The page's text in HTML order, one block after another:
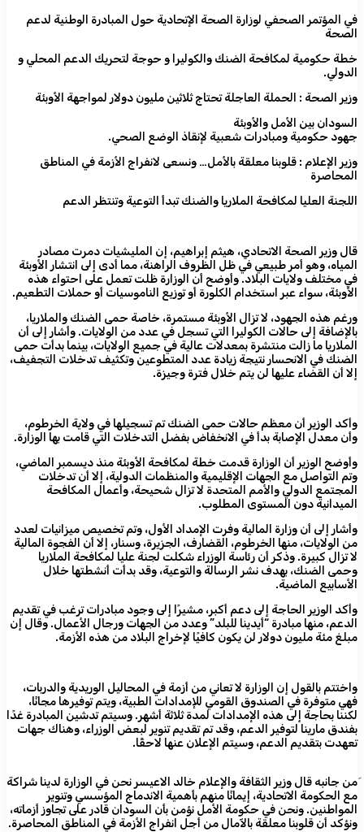
في المؤتمر الصحفي لوزارة الصحة الإتحادية حول المبادرة الوطنية لدعم
الصحة
خطة حكومية لمكافحة الضنك والكوليرا و حوجة لتحريك الدعم المحلي و
الدولي.
وزير الصحة : الحملة العاجلة تحتاج ثلاثين مليون دولار لمواجهة الأوبئة
السودان بين الأمل والأوبئة
جهود حكومية ومبادرات شعبية لإنقاذ الوضع الصحي.
وزير الإعلام : قلوبنا معلقة بالأمل… ونسعى لانفراج الأزمة في المناطق
المحاصرة
اللجنة العليا لمكافحة الملاريا والضنك تبدأ التوعية وتنتظر الدعم
قال وزير الصحة الاتحادي، هيثم إبراهيم، إن المليشيات دمرت مصادر
المياه، وهو أمر طبيعي في ظل الظروف الراهنة، مما أدى إلى انتشار الأوبئة
في مختلف ولايات البلاد. وأوضح أن الوزارة ظلت تعمل على احتواء هذه
الأوبئة، سواء عبر استخدام الكلورة أو توزيع الناموسيات أو حملات التطعيم.
ورغم هذه الجهود، لا تزال الأوبئة مستمرة، خاصة حمى الضنك والملاريا،
بالإضافة إلى حالات الكوليرا التي تسجل في عدد من الولايات. وأشار إلى أن
الملاريا ما زالت منتشرة بمعدلات عالية في جميع الولايات، بينما بدأت حمى
الضنك في الانحسار نتيجة زيادة عدد المتطوعين وتكثيف تدخلات التجفيف،
إلا أن القضاء عليها لن يتم خلال فترة وجيزة.
وأكد الوزير أن معظم حالات حمى الضنك تم تسجيلها في ولاية الخرطوم،
وأن معدل الإصابة بدأ في الانخفاض بفضل التدخلات التي قامت بها الوزارة.
وأوضح الوزير أن الوزارة قدمت خطة لمكافحة الأوبئة منذ ديسمبر الماضي،
وتم التواصل مع الجهات الإقليمية والمنظمات الدولية، إلا أن تدخلات
المجتمع الدولي والأمم المتحدة لا تزال شحيحة، وأعمال المكافحة
الميدانية دون المستوى المطلوب.
وأشار إلى أن وزارة المالية وفرت الإمداد الأول، وتم تخصيص ميزانيات لعدد
من الولايات، منها الخرطوم، القضارف، الجزيرة، وسنار، إلا أن الفجوة المالية
لا تزال كبيرة. وذكر أن رئاسة الوزراء شكلت لجنة عليا لمكافحة الملاريا
وحمى الضنك، بهدف نشر الرسالة والتوعية، وقد بدأت أنشطتها خلال
الأسابيع الماضية.
وأكد الوزير الحاجة إلى دعم أكبر، مشيرًا إلى وجود مبادرات ترغب في تقديم
الدعم، منها مبادرة “أيدينا للبلد” وعدد من الجهات ورجال الأعمال. وقال إن
مبلغ مئة مليون دولار لن يكون كافيًا لإخراج البلاد من هذه الأزمة.
واختتم بالقول إن الوزارة لا تعاني من أزمة في المحاليل الوريدية والدربات،
فهي متوفرة في الصندوق القومي للإمدادات الطبية، ويتم توفيرها مجانًا،
لكننا بحاجة إلى هذه الإمدادات لمدة ثلاثة أشهر. وسيتم تدشين المبادرة غدًا
بفندق مارينا لتوفير الدعم، وقد تم تقديم تنوير لبعض الوزراء، وهناك جهات
تعهدت بتقديم الدعم، وسيتم الإعلان عنها لاحقًا.
َمن جانبه قال وزير الثقافة والإعلام خالد الاعيسر نحن في الوزارة لدينا شراكة
مع الحكومة الاتحادية، إيمانًا منهم بأهمية الاندماج المؤسسي وتنوير
المواطنين. ونحن في حكومة الأمل نؤمن بأن السودان قادر على تجاوز أزماته،
ونؤكد أن قلوبنا معلقة بالآمال من أجل انفراج الأزمة في المناطق المحاصرة.